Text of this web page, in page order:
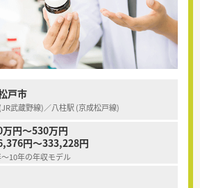
戸市
武蔵野線)／八柱駅 (京成松戸線)
円～530万円
円～333,228円
10年の年収モデル